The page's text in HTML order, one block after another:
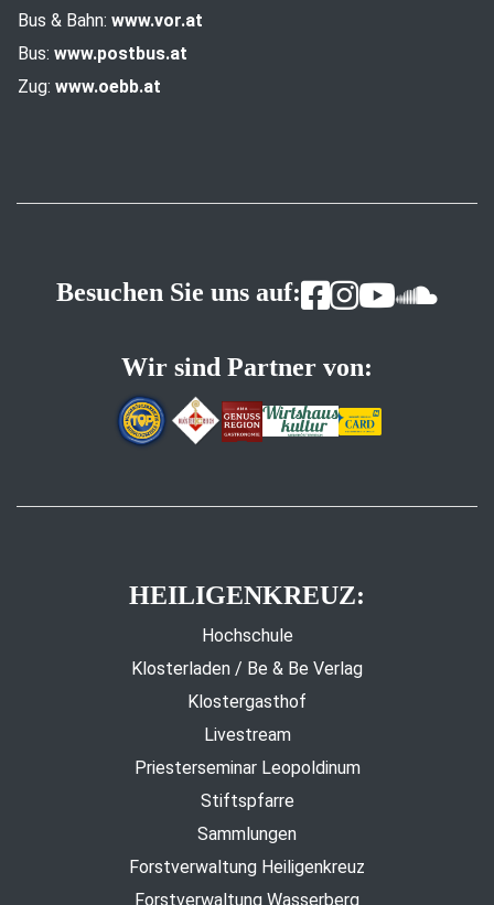
Bus & Bahn: www.vor.at
Bus: www.postbus.at
Zug: www.oebb.at
Besuchen Sie uns auf:
Wir sind Partner von:
HEILIGENKREUZ:
Hochschule
Klosterladen / Be & Be Verlag
Klostergasthof
Livestream
Priesterseminar Leopoldinum
Stiftspfarre
Sammlungen
Forstverwaltung Heiligenkreuz
Forstverwaltung Wasserberg